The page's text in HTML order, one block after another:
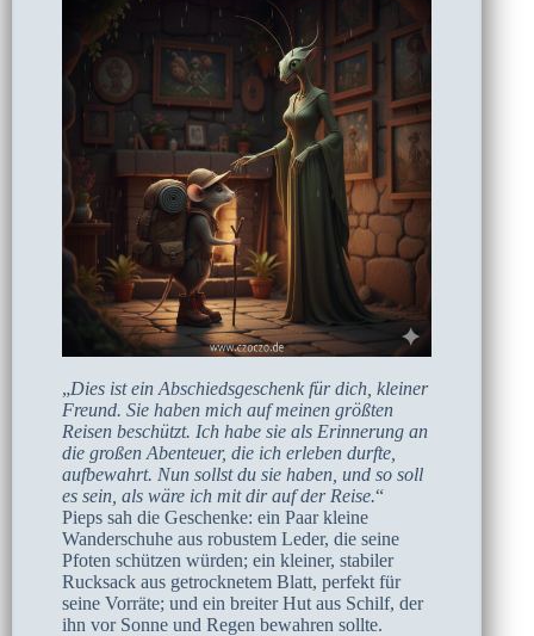
„Dies ist ein Abschiedsgeschenk für dich, kleiner
Freund. Sie haben mich auf meinen größten
Reisen beschützt. Ich habe sie als Erinnerung an
die großen Abenteuer, die ich erleben durfte,
aufbewahrt. Nun sollst du sie haben, und so soll
es sein, als wäre ich mit dir auf der Reise.“
Pieps sah die Geschenke: ein Paar kleine
Wanderschuhe aus robustem Leder, die seine
Pfoten schützen würden; ein kleiner, stabiler
Rucksack aus getrocknetem Blatt, perfekt für
seine Vorräte; und ein breiter Hut aus Schilf, der
ihn vor Sonne und Regen bewahren sollte.